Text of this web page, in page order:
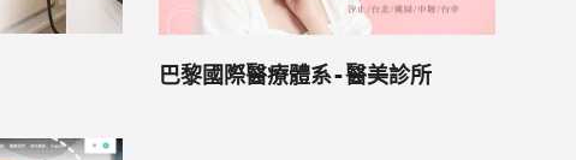
巴黎國際醫療體系-醫美診所